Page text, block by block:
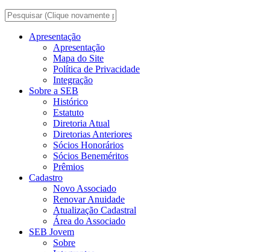
Apresentação
Apresentação
Mapa do Site
Política de Privacidade
Integração
Sobre a SEB
Histórico
Estatuto
Diretoria Atual
Diretorias Anteriores
Sócios Honorários
Sócios Beneméritos
Prêmios
Cadastro
Novo Associado
Renovar Anuidade
Atualização Cadastral
Área do Associado
SEB Jovem
Sobre